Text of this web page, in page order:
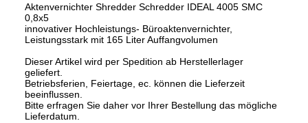
Aktenvernichter Shredder Schredder IDEAL 4005 SMC
0,8x5
innovativer Hochleistungs- Büroaktenvernichter,
Leistungsstark mit 165 Liter Auffangvolumen
Dieser Artikel wird per Spedition ab Herstellerlager
geliefert.
Betriebsferien, Feiertage, ec. können die Lieferzeit
beeinflussen.
Bitte erfragen Sie daher vor Ihrer Bestellung das mögliche
Lieferdatum.